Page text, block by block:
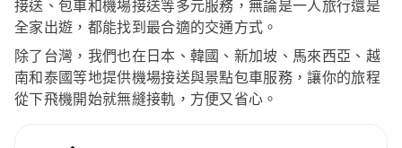
接送、包車和機場接送等多元服務，無論是一人旅行還是
全家出遊，都能找到最合適的交通方式。
除了台灣，我們也在日本、韓國、新加坡、馬來西亞、越
南和泰國等地提供機場接送與景點包車服務，讓你的旅程
從下飛機開始就無縫接軌，方便又省心。